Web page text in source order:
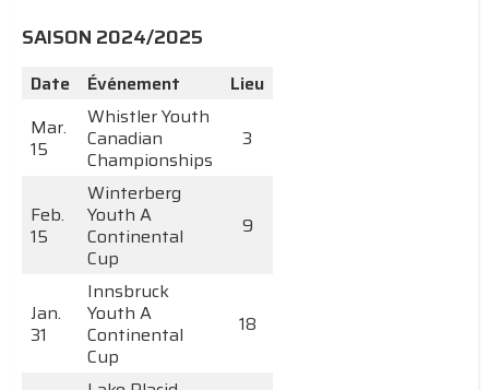
SAISON 2024/2025
Date Événement
Lieu
Mar.
15
Whistler Youth
Canadian
Championships
3
Feb.
15
Winterberg
Youth A
Continental
Cup
9
Jan.
31
Innsbruck
Youth A
Continental
Cup
18